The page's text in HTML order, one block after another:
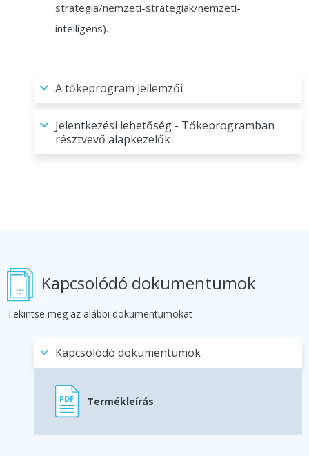
strategia/nemzeti-strategiak/nemzeti-
intelligens).
A tőkeprogram jellemzői
Jelentkezési lehetőség - Tőkeprogramban
résztvevő alapkezelők
Kapcsolódó dokumentumok
Tekintse meg az alábbi dokumentumokat
Kapcsolódó dokumentumok
Termékleírás